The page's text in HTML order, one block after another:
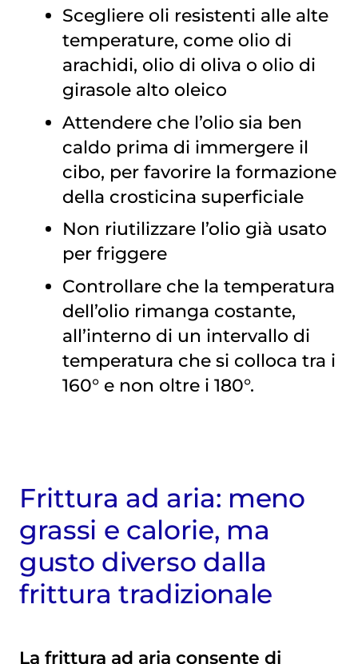
Scegliere oli resistenti alle alte
temperature, come olio di
arachidi, olio di oliva o olio di
girasole alto oleico
Attendere che l’olio sia ben
caldo prima di immergere il
cibo, per favorire la formazione
della crosticina superficiale
Non riutilizzare l’olio già usato
per friggere
Controllare che la temperatura
dell’olio rimanga costante,
all’interno di un intervallo di
temperatura che si colloca tra i
160° e non oltre i 180°.
Frittura ad aria: meno
grassi e calorie, ma
gusto diverso dalla
frittura tradizionale
La frittura ad aria consente di